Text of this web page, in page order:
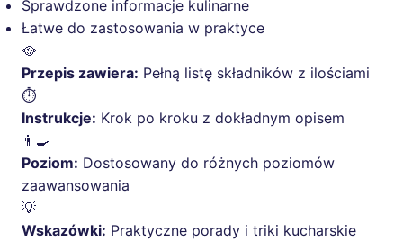
Sprawdzone informacje kulinarne
Łatwe do zastosowania w praktyce
🥘
Przepis zawiera: Pełną listę składników z ilościami
⏱️
Instrukcje: Krok po kroku z dokładnym opisem
👨‍🍳
Poziom: Dostosowany do różnych poziomów
zaawansowania
💡
Wskazówki: Praktyczne porady i triki kucharskie